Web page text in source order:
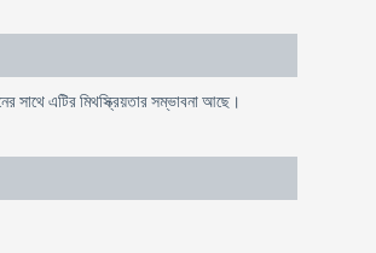
সাথে এটির মিথস্ক্রিয়তার সম্ভাবনা আছে।